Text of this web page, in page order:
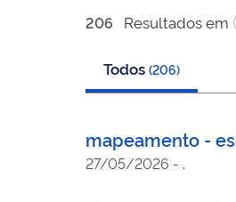
206 Resultadosem
Todos (206)
mapeamento -
27/05/2026 - .